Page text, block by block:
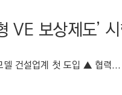
VE 보상제도’
델 건설업계 첫 도입 ▲ 협력...